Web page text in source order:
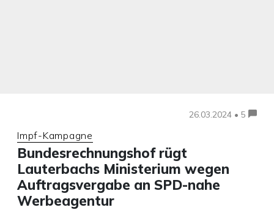
26.03.2024 • 5
Impf-Kampagne
Bundesrechnungshof rügt
Lauterbachs Ministerium wegen
Auftragsvergabe an SPD-nahe
Werbeagentur